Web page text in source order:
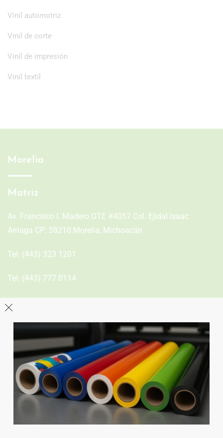
Vinil automotriz
Vinil de corte
Vinil de impresión
Vinil textil
Morelia
Matriz
Av. Francisco I. Madero OTE #4057 Col. Ejidal Isaac
Arriaga CP: 58210 Morelia, Michoacán
Tel: (443) 323 1201
Tel: (443) 777 0114
León
Sucursal
Av del Astillero 129 Centro bodeguero Las Trojes León,
Guanajuato
Tel:(477) 776 8994